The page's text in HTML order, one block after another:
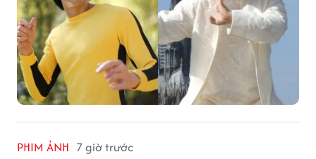
PHIM ẢNH 7 giờ trước